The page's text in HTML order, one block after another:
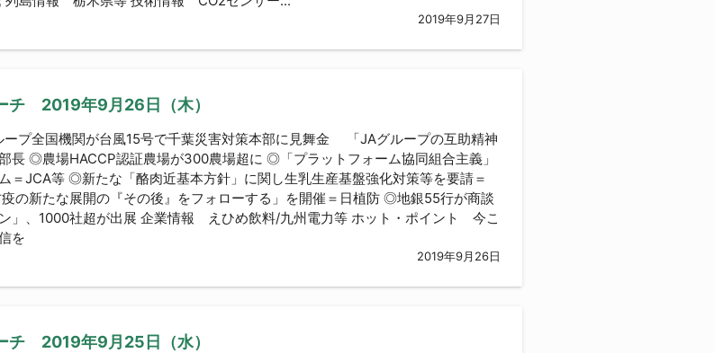
2019年9月27日
チ 2019年9月26日（木）
ープ全国機関が台風15号で千葉災害対策本部に見舞金 「JAグループの互助精神
長 ◎農場HACCP認証農場が300農場超に ◎「プラットフォーム協同組合主義」
＝JCA等 ◎新たな「酪肉近基本方針」に関し生乳生産基盤強化対策等を要請＝
の新たな展開の『その後』をフォローする」を開催＝日植防 ◎地銀55行が商談
」、1000社超が出展 企業情報 えひめ飲料/九州電力等 ホット・ポイント 今こ
を
2019年9月26日
チ 2019年9月25日（水）